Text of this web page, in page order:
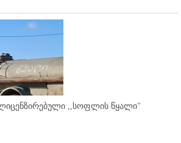
,,სოფლის წყალი"